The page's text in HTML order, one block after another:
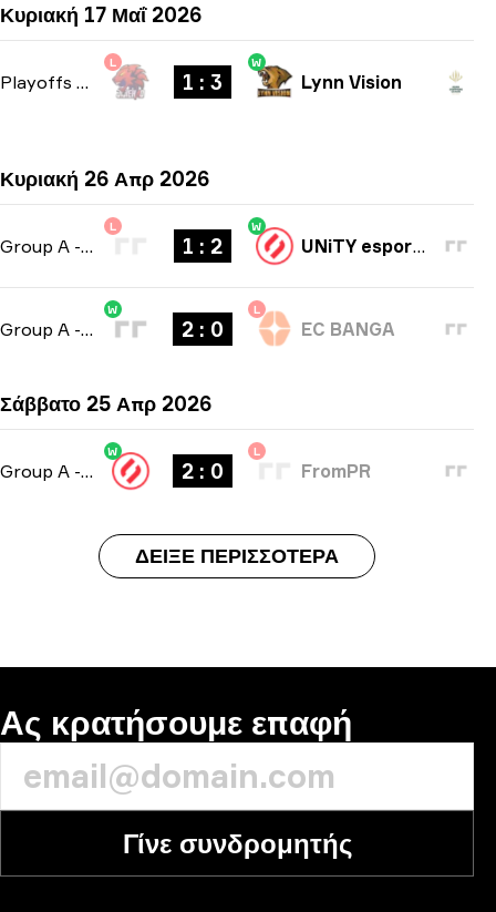
Κυριακή 17 Μαΐ 2026
Playoffs bo5
L
1 : 3
W
Lynn Vision
Κυριακή 26 Απρ 2026
Group A - bo3
L
1 : 2
W
UNiTY esports
Group A - bo3
W
2 : 0
L
EC BANGA
Σάββατο 25 Απρ 2026
Group A - bo3
W
2 : 0
L
FromPR
ΔΕΊΞΕ ΠΕΡΙΣΣΌΤΕΡΑ
Ας κρατήσουμε επαφή
Γίνε συνδρομητής